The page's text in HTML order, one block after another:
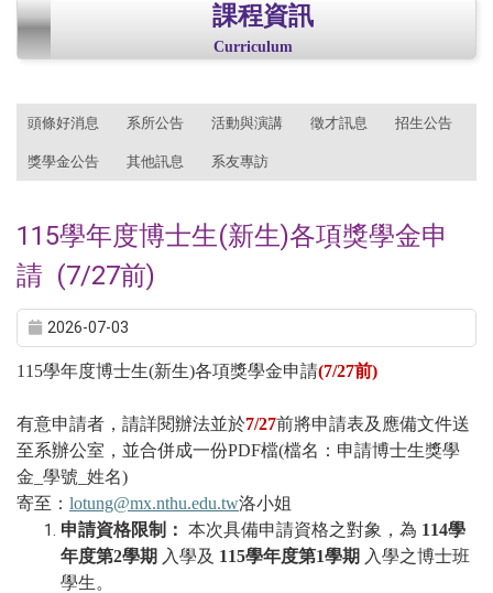
課程資訊
Curriculum
頭條好消息 系所公告 活動與演講 徵才訊息 招生公告
獎學金公告 其他訊息 系友專訪
115學年度博士生(新生)各項獎學金申
請 (7/27前)
2026-07-03
115學年度博士生(新生)各項獎學金申請(7/27前)
有意申請者，請詳閱辦法並於7/27前將申請表及應備文件送
至系辦公室，並合併成一份PDF檔(檔名：申請博士生獎學
金_ 學號_姓名)
寄至： lotung@mx.nthu.edu.tw洛小姐
申請資格限制： 本次具備申請資格之對象，為 114學
年度第2學期 入學及 115學年度第1學期 入學之博士班
學生。